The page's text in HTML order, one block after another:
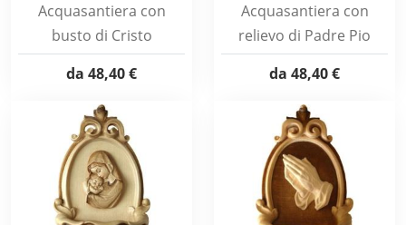
Acquasantiera con
busto di Cristo
da 48,40 €
Acquasantiera con
relievo di Padre Pio
da 48,40 €